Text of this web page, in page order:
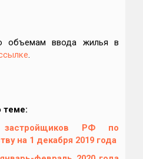
объемам ввода жилья в
.
теме:
застройщиков РФ по
на 1 декабря 2019 года